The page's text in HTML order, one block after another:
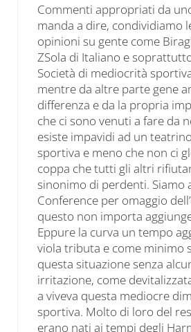
Commenti appropriati da
manda a dire, condividiamo
opinioni su gente come
ZSola di Italiano e
Società di mediocrità
mentre da altre parte gene
differenza e da la propria
che ci sono venuti a fare da
esiste impavidi ad un
sportiva e meno che non ci
coppa che tutti gli altri
sinonimo di perdenti. Siamo
Conference per omaggio
questo non importa
Eppure la curva un tempo
viola tributa e come minimo
questa situazione senza
irritazione, come
a viveva questa mediocre
sportiva. Molto di loro del
erano nati ai tempi degli